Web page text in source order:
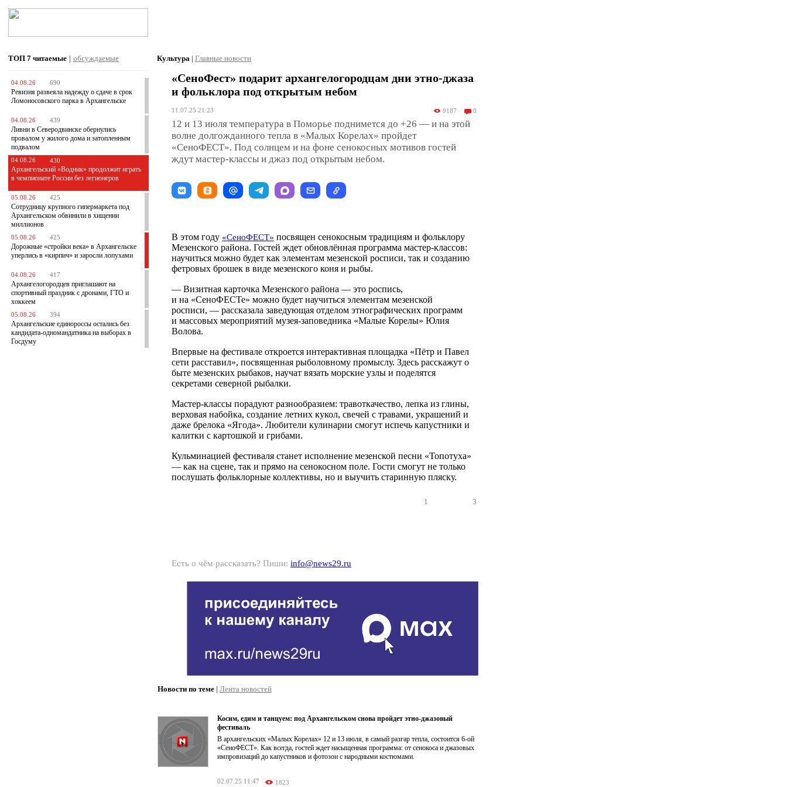
ТОП 7 читаемые | обсуждаемые
04.08.26 690
Ревизия развеяла надежду о сдаче в срок
Ломоносовского парка в Архангельске
04.08.26 439
Ливни в Северодвинске обернулись
провалом у жилого дома и затопленным
подвалом
04.08.26 430
Архангельский «Водник» продолжит играть
в чемпионате России без легионеров
05.08.26 425
Сотрудницу крупного гипермаркета под
Архангельском обвинили в хищении
миллионов
05.08.26 425
Дорожные «стройки века» в Архангельске
уперлись в «кирпич» и заросли лопухами
04.08.26 417
Архангелогородцев приглашают на
спортивный праздник с дронами, ГТО и
хоккеем
05.08.26 394
Архангельские единороссы остались без
кандидата-одномандатника на выборах в
Госдуму
Культура | Главные новости
«СеноФест» подарит архангелогородцам дни этно-джаза
и фольклора под открытым небом
11.07.25 21:23 9187 0
12 и 13 июля температура в Поморье поднимется до +26 — и на этой
волне долгожданного тепла в «Малых Корелах» пройдет
«СеноФЕСТ». Под солнцем и на фоне сенокосных мотивов гостей
ждут мастер-классы и джаз под открытым небом.
В этом году «СеноФЕСТ» посвящен сенокосным традициям и фольклору
Мезенского района. Гостей ждет обновлённая программа мастер-классов:
научиться можно будет как элементам мезенской росписи, так и созданию
фетровых брошек в виде мезенского коня и рыбы.
— Визитная карточка Мезенского района — это роспись,
и на «СеноФЕСТе» можно будет научиться элементам мезенской
росписи, — рассказала заведующая отделом этнографических программ
и массовых мероприятий музея-заповедника «Малые Корелы» Юлия
Волова.
Впервые на фестивале откроется интерактивная площадка «Пётр и Павел
сети расставил», посвященная рыболовному промыслу. Здесь расскажут о
быте мезенских рыбаков, научат вязать морские узлы и поделятся
секретами северной рыбалки.
Мастер-классы порадуют разнообразием: травоткачество, лепка из глины,
верховая набойка, создание летних кукол, свечей с травами, украшений и
даже брелока «Ягода». Любители кулинарии смогут испечь капустники и
калитки с картошкой и грибами.
Кульминацией фестиваля станет исполнение мезенской песни «Топотуха»
— как на сцене, так и прямо на сенокосном поле. Гости смогут не только
послушать фольклорные коллективы, но и выучить старинную пляску.
1 3
Есть о чём рассказать? Пиши: info@news29.ru
Новости по теме | Лента новостей
Косим, едим и танцуем: под Архангельском снова пройдет этно-джазовый
фестиваль
В архангельских «Малых Корелах» 12 и 13 июля, в самый разгар тепла, состоится 6-ой
«СеноФЕСТ». Как всегда, гостей ждет насыщенная программа: от сенокоса и джазовых
импровизаций до капустников и фотозон с народными костюмами.
02.07.25 11:47 1823